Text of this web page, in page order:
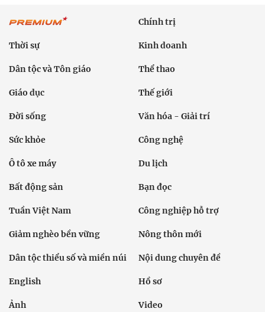
Chính trị
Thời sự Kinh doanh
Dân tộc và Tôn giáo Thể thao
Giáo dục Thế giới
Đời sống Văn hóa - Giải trí
Sức khỏe Công nghệ
Ô tô xe máy Du lịch
Bất động sản Bạn đọc
Tuần Việt Nam Công nghiệp hỗ trợ
Giảm nghèo bền vững Nông thôn mới
Dân tộc thiểu số và miền núi Nội dung chuyên đề
English Hồ sơ
Ảnh Video